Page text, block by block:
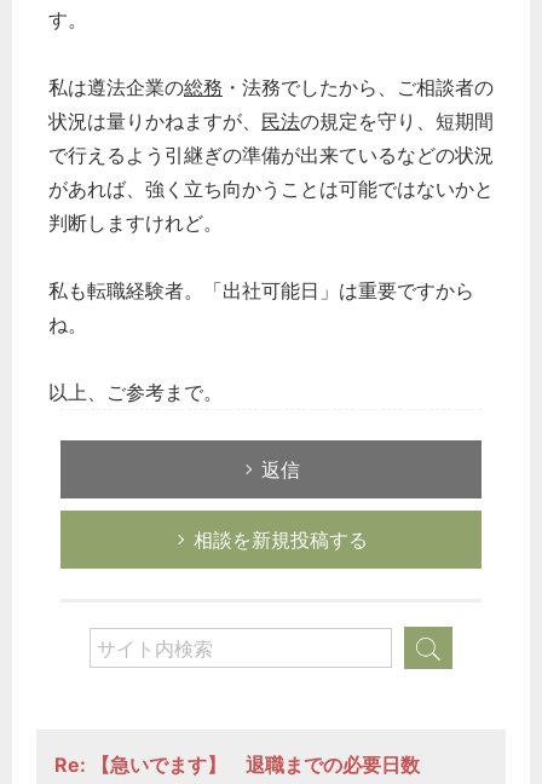
す。
私は遵法企業の総務 ・法務でしたから、ご相談者の
状況は量りかねますが、 民法の規定を守り、短期間
で行えるよう引継ぎの準備が出来ているなどの状況
があれば、強く立ち向かうことは可能ではないかと
判断しますけれど。
私も転職経験者。「出社可能日」は重要ですから
ね。
以上、ご参考まで。
返信
相談を新規投稿する
Re: 【急いでます】 退職までの必要日数